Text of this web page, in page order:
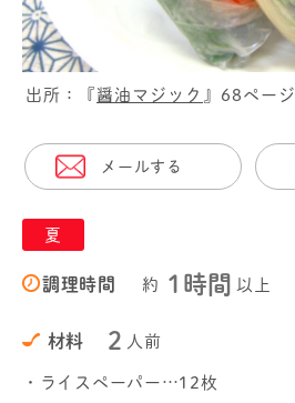
出所：『 醤油マジック 』68ページ
メールする
夏
調理時間 約 1時間 以上
材料 2 人前
・ライスペーパー…12枚